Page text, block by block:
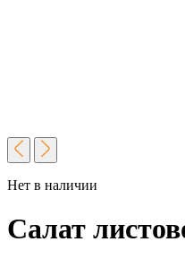
Нет в наличии
Салат